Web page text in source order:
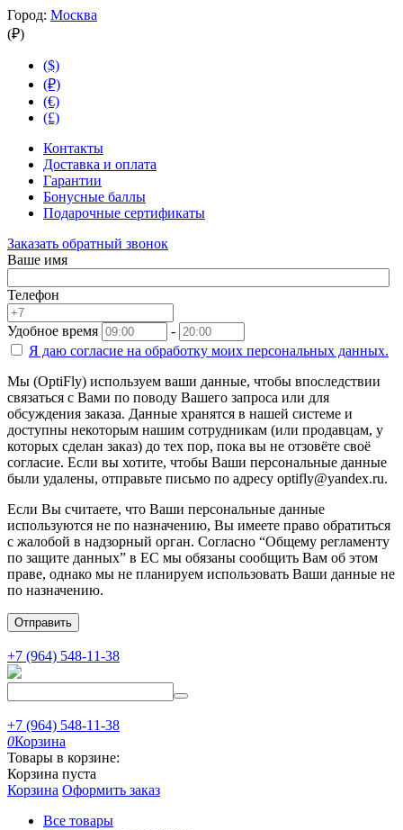
Город: Москва
(₽)
($)
(₽)
(€)
(£)
Контакты
Доставка и оплата
Гарантии
Бонусные баллы
Подарочные сертификаты
Заказать обратный звонок
Ваше имя
Телефон
Удобное время
-
Я даю согласие на обработку моих персональных данных.
Мы (OptiFly) используем ваши данные, чтобы впоследствии
связаться с Вами по поводу Вашего запроса или для
обсуждения заказа. Данные хранятся в нашей системе и
доступны некоторым нашим сотрудникам (или продавцам, у
которых сделан заказ) до тех пор, пока вы не отзовёте своё
согласие. Если вы хотите, чтобы Ваши персональные данные
были удалены, отправьте письмо по адресу optifly@yandex.ru.
Если Вы считаете, что Ваши персональные данные
используются не по назначению, Вы имеете право обратиться
с жалобой в надзорный орган. Согласно “Общему регламенту
по защите данных” в ЕС мы обязаны сообщить Вам об этом
праве, однако мы не планируем использовать Ваши данные не
по назначению.
Отправить
+7 (964) 548-11-38
+7 (964) 548-11-38
0Корзина
Товары в корзине:
Корзина пуста
Корзина Оформить заказ
Все товары